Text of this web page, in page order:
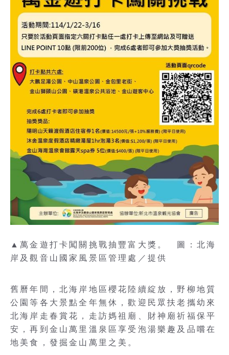
▲萬金遊打卡闖關挑戰抽豐富大獎。 圖：北海
岸及觀音山國家風景區管理處／提供
舊曆年間，北海岸地區櫻花陸續綻放，野柳地質
公園等各大景點全年無休，歡迎民眾扶老攜幼來
北海岸走春賞花，走訪媽祖廟、財神廟祈福保平
安，再到金山萬里溫泉區享受泡湯樂趣及品嚐在
地美食，發掘金山萬里之美。